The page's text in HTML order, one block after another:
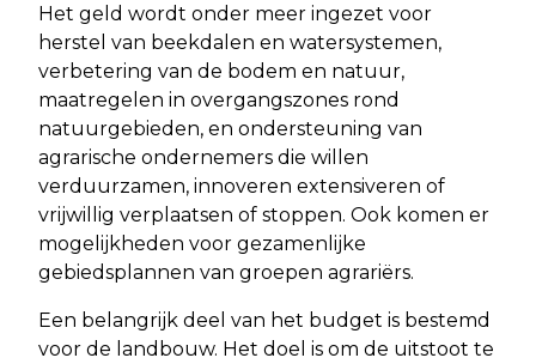
Het geld wordt onder meer ingezet voor
herstel van beekdalen en watersystemen,
verbetering van de bodem en natuur,
maatregelen in overgangszones rond
natuurgebieden, en ondersteuning van
agrarische ondernemers die willen
verduurzamen, innoveren extensiveren of
vrijwillig verplaatsen of stoppen. Ook komen er
mogelijkheden voor gezamenlijke
gebiedsplannen van groepen agrariërs.
Een belangrijk deel van het budget is bestemd
voor de landbouw. Het doel is om de uitstoot te